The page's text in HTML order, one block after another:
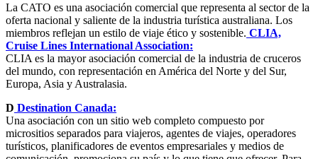
La CATO es una asociación comercial que representa al sector de la
oferta nacional y saliente de la industria turística australiana. Los
miembros reflejan un estilo de viaje ético y sostenible. CLIA,
Cruise Lines International Association:
CLIA es la mayor asociación comercial de la industria de cruceros
del mundo, con representación en América del Norte y del Sur,
Europa, Asia y Australasia.
D Destination Canada:
Una asociación con un sitio web completo compuesto por
micrositios separados para viajeros, agentes de viajes, operadores
turísticos, planificadores de eventos empresariales y medios de